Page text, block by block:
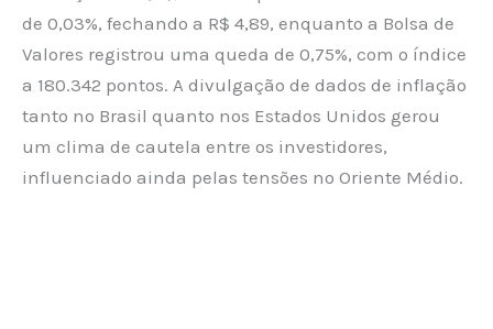
de 0,03%, fechando a R$ 4,89, enquanto a Bolsa de
Valores registrou uma queda de 0,75%, com o índice
a 180.342 pontos. A divulgação de dados de inflação
tanto no Brasil quanto nos Estados Unidos gerou
um clima de cautela entre os investidores,
influenciado ainda pelas tensões no Oriente Médio.